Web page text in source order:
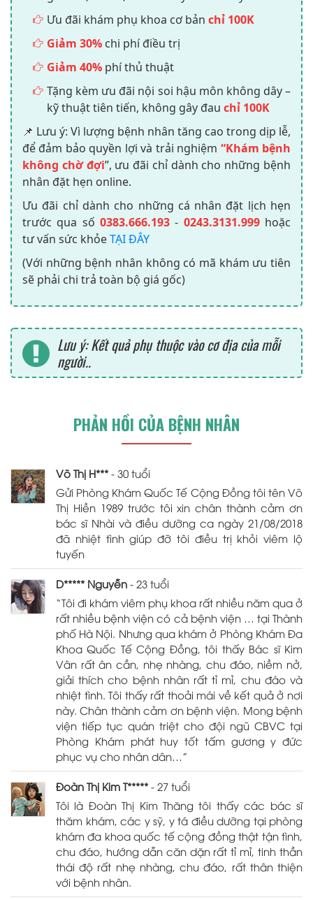
Ưu đãi khám phụ khoa cơ bản chỉ 100K
Giảm 30% chi phí điều trị
Giảm 40% phí thủ thuật
Tặng kèm ưu đãi nội soi hậu môn không dây –
kỹ thuật tiên tiến, không gây đau chỉ 100K
📌 Lưu ý: Vì lượng bệnh nhân tăng cao trong dịp lễ,
để đảm bảo quyền lợi và trải nghiệm “Khám bệnh
không chờ đợi”, ưu đãi chỉ dành cho những bệnh
nhân đặt hẹn online.
Ưu đãi chỉ dành cho những cá nhân đặt lịch hẹn
trước qua số 0383.666.193 - 0243.3131.999hoặc
tư vấn sức khỏeTẠI ĐÂY
(Với những bệnh nhân không có mã khám ưu tiên
sẽ phải chi trả toàn bộ giá gốc)
Lưu ý: Kết quả phụ thuộc vào cơ địa của mỗi
người..
PHẢN HỒI CỦA BỆNH NHÂN
Võ Thị H*** - 30 tuổi
Gửi Phòng Khám Quốc Tế Cộng Đồng tôi tên Võ
Thị Hiền 1989 trước tôi xin chân thành cảm ơn
bác sĩ Nhài và điều dưỡng ca ngày 21/08/2018
đã nhiệt tình giúp đỡ tôi điều trị khỏi viêm lộ
tuyến
D***** Nguyễn - 23 tuổi
“Tôi đi khám viêm phụ khoa rất nhiều năm qua ở
rất nhiều bệnh viện có cả bệnh viện … tại Thành
phố Hà Nội. Nhưng qua khám ở Phòng Khám Đa
Khoa Quốc Tế Cộng Đồng, tôi thấy Bác sĩ Kim
Vân rất ân cần, nhẹ nhàng, chu đáo, niềm nở,
giải thích cho bệnh nhân rất tỉ mỉ, chu đáo và
nhiệt tình. Tôi thấy rất thoải mái về kết quả ở nơi
này. Chân thành cảm ơn bệnh viện. Mong bệnh
viện tiếp tục quán triệt cho đội ngũ CBVC tại
Phòng Khám phát huy tốt tấm gương y đức
phục vụ cho nhân dân…”
Đoàn Thị Kim T***** - 27 tuổi
Tôi là Đoàn Thị Kim Thăng tôi thấy các bác sĩ
thăm khám, các y sỹ, y tá điều dưỡng tại phòng
khám đa khoa quốc tế cộng đồng thật tận tình,
chu đáo, hướng dẫn căn dặn rất tỉ mỉ, tinh thần
thái độ rất nhẹ nhàng, chu đáo, rất thân thiện
với bệnh nhân.